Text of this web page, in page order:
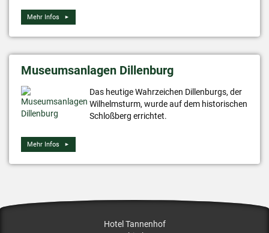
Mehr Infos
Museumsanlagen Dillenburg
Das heutige Wahrzeichen Dillenburgs, der
Wilhelmsturm, wurde auf dem historischen
Schloßberg errichtet.
Mehr Infos
Hotel Tannenhof